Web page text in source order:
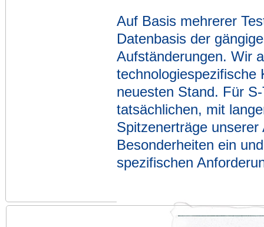
Auf Basis mehrerer
Datenbasis der
Aufständerungen. Wir
technologiespezifische
neuesten Stand. Für
tatsächlichen, mit
Spitzenerträge
Besonderheiten ein
spezifischen